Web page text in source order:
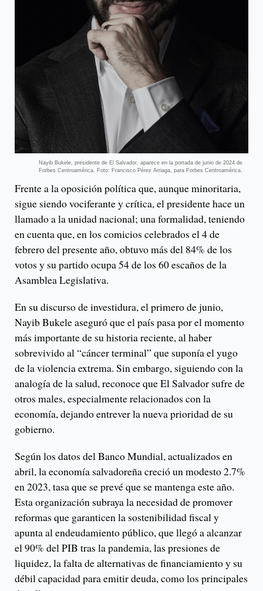
Nayib Bukele, presidente de El Salvador, aparece en la portada de junio de 2024 de
Forbes Centroamérica. Foto: Francisco Pérez Arriaga, para Forbes Centroamérica.
Frente a la oposición política que, aunque minoritaria,
sigue siendo vociferante y crítica, el presidente hace un
llamado a la unidad nacional; una formalidad, teniendo
en cuenta que, en los comicios celebrados el 4 de
febrero del presente año, obtuvo más del 84% de los
votos y su partido ocupa 54 de los 60 escaños de la
Asamblea Legislativa.
En su discurso de investidura, el primero de junio,
Nayib Bukele aseguró que el país pasa por el momento
más importante de su historia reciente, al haber
sobrevivido al “cáncer terminal” que suponía el yugo
de la violencia extrema. Sin embargo, siguiendo con la
analogía de la salud, reconoce que El Salvador sufre de
otros males, especialmente relacionados con la
economía, dejando entrever la nueva prioridad de su
gobierno.
Según los datos del Banco Mundial, actualizados en
abril, la economía salvadoreña creció un modesto 2.7%
en 2023, tasa que se prevé que se mantenga este año.
Esta organización subraya la necesidad de promover
reformas que garanticen la sostenibilidad fiscal y
apunta al endeudamiento público, que llegó a alcanzar
el 90% del PIB tras la pandemia, las presiones de
liquidez, la falta de alternativas de financiamiento y su
débil capacidad para emitir deuda, como los principales